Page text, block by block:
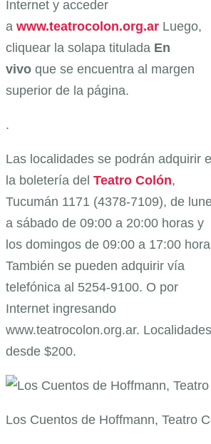
Internet y acceder
a www.teatrocolon.org.ar Luego,
cliquear la solapa titulada En
vivo que se encuentra al margen
superior de la página.
.
Las localidades se podrán adquirir
la boletería del Teatro Colón,
Tucumán 1171 (4378-7109), de
a sábado de 09:00 a 20:00 horas y
los domingos de 09:00 a 17:00
También se pueden adquirir vía
telefónica al 5254-9100. O por
Internet ingresando
www.teatrocolon.org.ar. Localidades
desde $200.
Los Cuentos de Hoffmann, Teatro